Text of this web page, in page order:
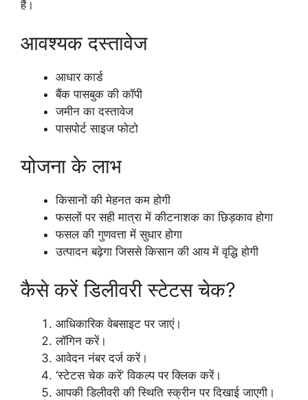
हैं।
आवश्यक दस्तावेज
आधार कार्ड
बैंक पासबुक की कॉपी
जमीन का दस्तावेज
पासपोर्ट साइज फोटो
योजना के लाभ
किसानों की मेहनत कम होगी
फसलों पर सही मात्रा में कीटनाशक का छिड़काव होगा
फसल की गुणवत्ता में सुधार होगा
उत्पादन बढ़ेगा जिससे किसान की आय में वृद्धि होगी
कैसे करें डिलीवरी स्टेटस चेक?
आधिकारिक वेबसाइट पर जाएं।
लॉगिन करें।
आवेदन नंबर दर्ज करें।
‘स्टेटस चेक करें’ विकल्प पर क्लिक करें।
आपकी डिलीवरी की स्थिति स्क्रीन पर दिखाई जाएगी।